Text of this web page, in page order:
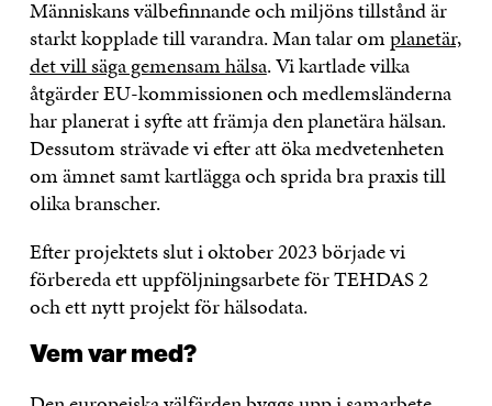
Människans välbefinnande och miljöns tillstånd är
starkt kopplade till varandra. Man talar omplanetär,
det vill säga gemensam hälsa. Vi kartlade vilka
åtgärder EU-kommissionen och medlemsländerna
har planerat i syfte att främja den planetära hälsan.
Dessutom strävade vi efter att öka medvetenheten
om ämnet samt kartlägga och sprida bra praxis till
olika branscher.
Efter projektets slut i oktober 2023 började vi
förbereda ett uppföljningsarbete för TEHDAS 2
och ett nytt projekt för hälsodata.
Vem var med?